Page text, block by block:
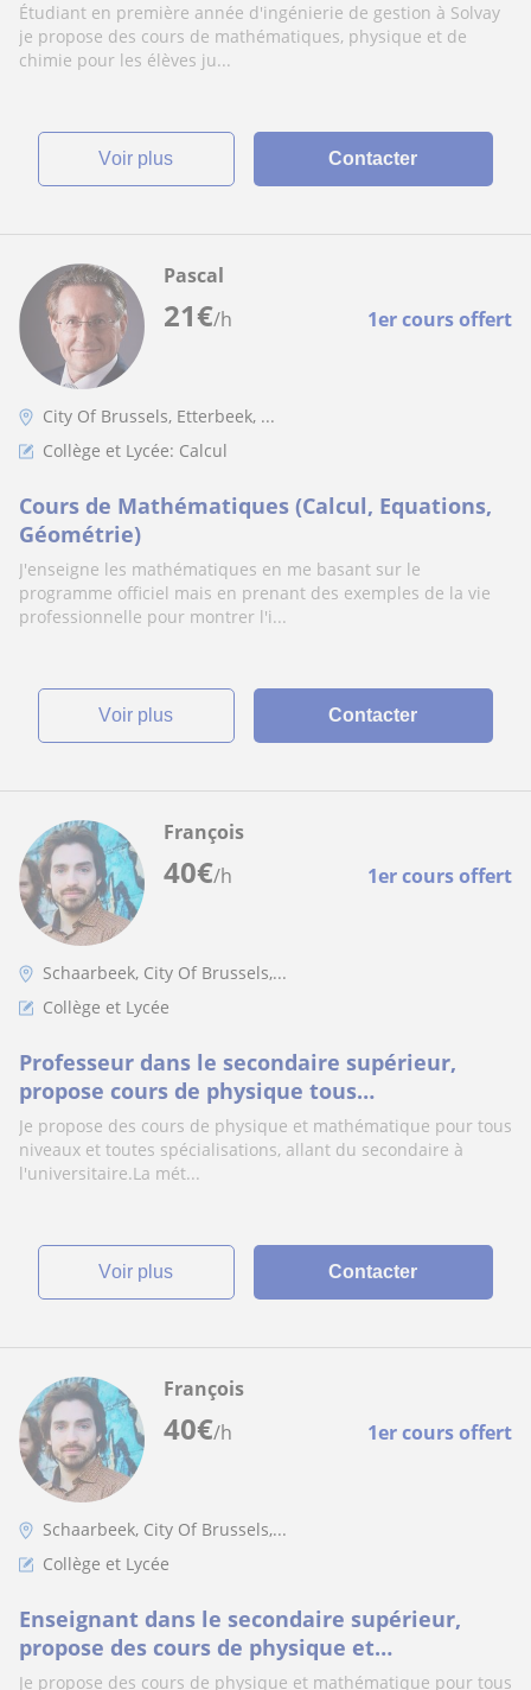
Étudiant en première année d'ingénierie de gestion à Solvay
je propose des cours de mathématiques, physique et de
chimie pour les élèves ju...
voir plus Contacter
21€/h 1er cours offert
Pascal
City Of Brussels, Etterbeek, ...
Collège et Lycée: Calcul
Cours de Mathématiques (Calcul, Equations,
Géométrie)
J'enseigne les mathématiques en me basant sur le
programme officiel mais en prenant des exemples de la vie
professionnelle pour montrer l'i...
voir plus Contacter
40€/h 1er cours offert
François
Schaarbeek, City Of Brussels,...
Collège et Lycée
Professeur dans le secondaire supérieur,
propose cours de physique tous
niveaux/spécialisations (secondaire à
l'universitaire)
Je propose des cours de physique et mathématique pour tous
niveaux et toutes spécialisations, allant du secondaire à
l'universitaire.La mét...
voir plus Contacter
40€/h 1er cours offert
François
Schaarbeek, City Of Brussels,...
Collège et Lycée
Enseignant dans le secondaire supérieur,
propose des cours de physique et
mathématique pour tous
Je propose des cours de physique et mathématique pour tous